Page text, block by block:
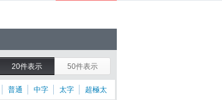
20件表示 50件表示
普通 中字 太字 超極太